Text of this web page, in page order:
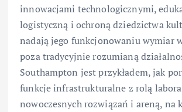
innowacjami technologicznymi,
logistyczną i ochroną dziedzictwa
nadają jego funkcjonowaniu wymiar
poza tradycyjnie rozumianą
Southampton jest przykładem, jak
funkcje infrastrukturalne z rolą
nowoczesnych rozwiązań i areną, na